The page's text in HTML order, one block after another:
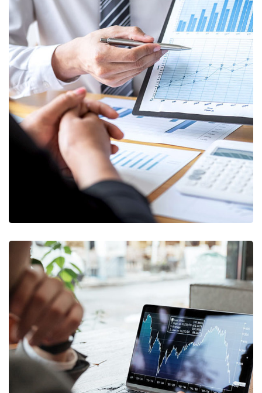
Data Analytics
STARTUP/STRATEGY
OCT Analytics